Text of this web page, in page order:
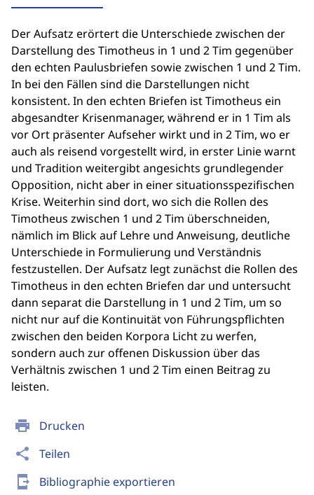
print Drucken
share Teilen
send_to_mobile Bibliographie exportieren
Der Aufsatz erörtert die Unterschiede zwischen der
Darstellung des Timotheus in 1 und 2 Tim gegenüber
den echten Paulusbriefen sowie zwischen 1 und 2 Tim.
In bei den Fällen sind die Darstellungen nicht
konsistent. In den echten Briefen ist Timotheus ein
abgesandter Krisenmanager, während er in 1 Tim als
vor Ort präsenter Aufseher wirkt und in 2 Tim, wo er
auch als reisend vorgestellt wird, in erster Linie warnt
und Tradition weitergibt angesichts grundlegender
Opposition, nicht aber in einer situationsspezifischen
Krise. Weiterhin sind dort, wo sich die Rollen des
Timotheus zwischen 1 und 2 Tim überschneiden,
nämlich im Blick auf Lehre und Anweisung, deutliche
Unterschiede in Formulierung und Verständnis
festzustellen. Der Aufsatz legt zunächst die Rollen des
Timotheus in den echten Briefen dar und untersucht
dann separat die Darstellung in 1 und 2 Tim, um so
nicht nur auf die Kontinuität von Führungspflichten
zwischen den beiden Korpora Licht zu werfen,
sondern auch zur offenen Diskussion über das
Verhältnis zwischen 1 und 2 Tim einen Beitrag zu
leisten.